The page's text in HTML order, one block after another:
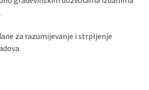
za razumijevanje i strpljenje